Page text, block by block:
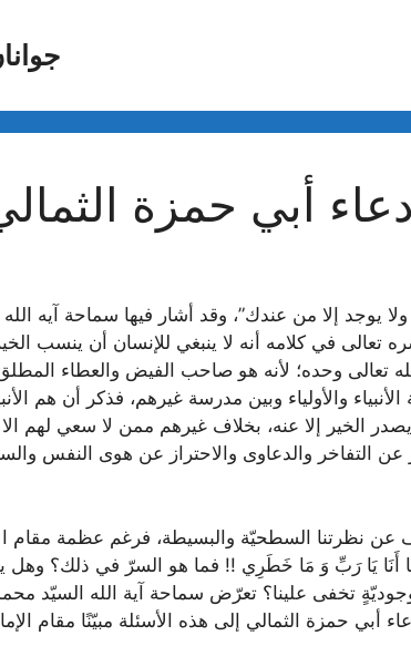
أبي حمزة
يوجد إلا من عندك”، وقد أشار فيها سماحة آيه الله
في كلامه أنه لا ينبغي للإنسان أن ينسب
تعالى وحده؛ لأنه هو صاحب الفيض والعطاء المطلق
والأولياء وبين مدرسة غيرهم، فذكر أن هم
الخير إلا عنه، بخلاف غيرهم ممن لا سعي لهم
عن التفاخر والدعاوى والاحتراز عن هوى النفس
عن نظرتنا السطحيّة والبسيطة، فرغم عظمة مقام
أَنَا يَا رَبِّ وَ مَا خَطَرِي‏ !! فما هو السرّ في ذلك؟ وهل
تخفى علينا؟ تعرّض سماحة آية الله السيّد
حمزة الثمالي إلى هذه الأسئلة مبيّنًا مقام